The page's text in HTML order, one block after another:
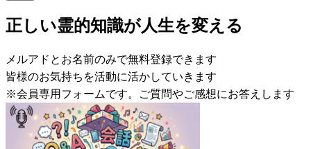
正しい霊的知識が人生を変える
メルアドとお名前のみで無料登録できます
皆様のお気持ちを活動に活かしていきます
※会員専用フォームです。ご質問やご感想にお答えします